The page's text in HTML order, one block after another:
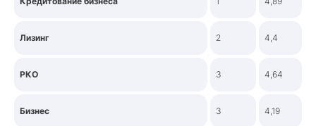
Лизинг 2 4,4
РКО 3 4,64
Бизнес 3 4,19